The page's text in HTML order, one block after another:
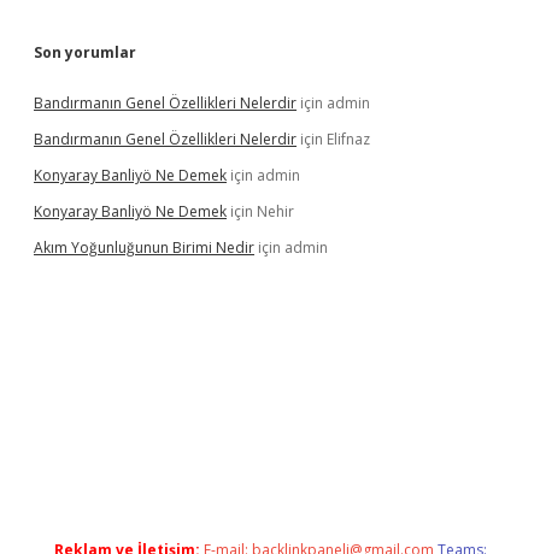
Son yorumlar
Bandırmanın Genel Özellikleri Nelerdir için admin
Bandırmanın Genel Özellikleri Nelerdir için Elifnaz
Konyaray Banliyö Ne Demek için admin
Konyaray Banliyö Ne Demek için Nehir
Akım Yoğunluğunun Birimi Nedir için admin
Reklam ve İletişim: E-mail: backlinkpaneli@gmail.com Teams: